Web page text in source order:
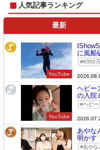
人気記事ランキング
最新
1
YouTube
に風船
6000万
2
YouTube
ヘビー
の入院
ヘビー
3
あやな
明かす
あやな